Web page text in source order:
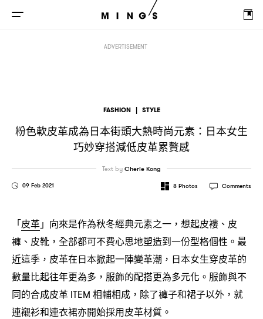
ADVERTISEMENT
FASHION | STYLE
粉色軟皮革成為日本街頭大熱時尚元素 ： 日本女生
巧妙穿搭減低皮革累贅感
09 Feb 2021
Text byCherie Kong
8 Photos Comments
「皮革」向來是作為秋冬經典元素之一 ， 想起皮褸、皮
褲、皮靴 ， 全部都可不費心思地塑造到一份型格個性。最
近這季 ， 皮革在日本掀起一陣變革潮 ， 日本女生穿皮革的
數量比起往年更為多 ， 服飾的配搭更為多元化。服飾與不
同的合成皮革 ITEM 相輔相成 ， 除了褲子和裙子以外 ， 就
連襯衫和連衣裙亦開始採用皮革材質。
粉色軟皮革成為日本街頭大熱時尚元素：日本女生巧妙穿搭減低皮革累贅感